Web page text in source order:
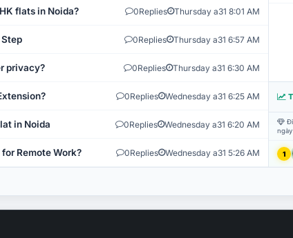
flats in Noida? 0Replies Thursday a31 8:01 AM
0Replies Thursday a31 6:57 AM
privacy? 0Replies Thursday a31 6:30 AM
0Replies Wednesday a31 6:25 AM
in Noida 0Replies Wednesday a31 6:20 AM
Remote Work? 0Replies Wednesday a31 5:26 AM 1